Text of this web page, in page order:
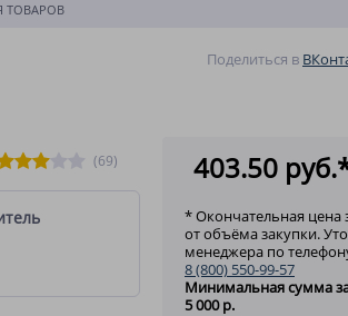
ТОВАРОВ
Поделиться в
(69) 403.50
* Окончательная цена
от объёма закупки.
менеджера по
8 (800) 550-99-57
Минимальная сумма
5 000 р.